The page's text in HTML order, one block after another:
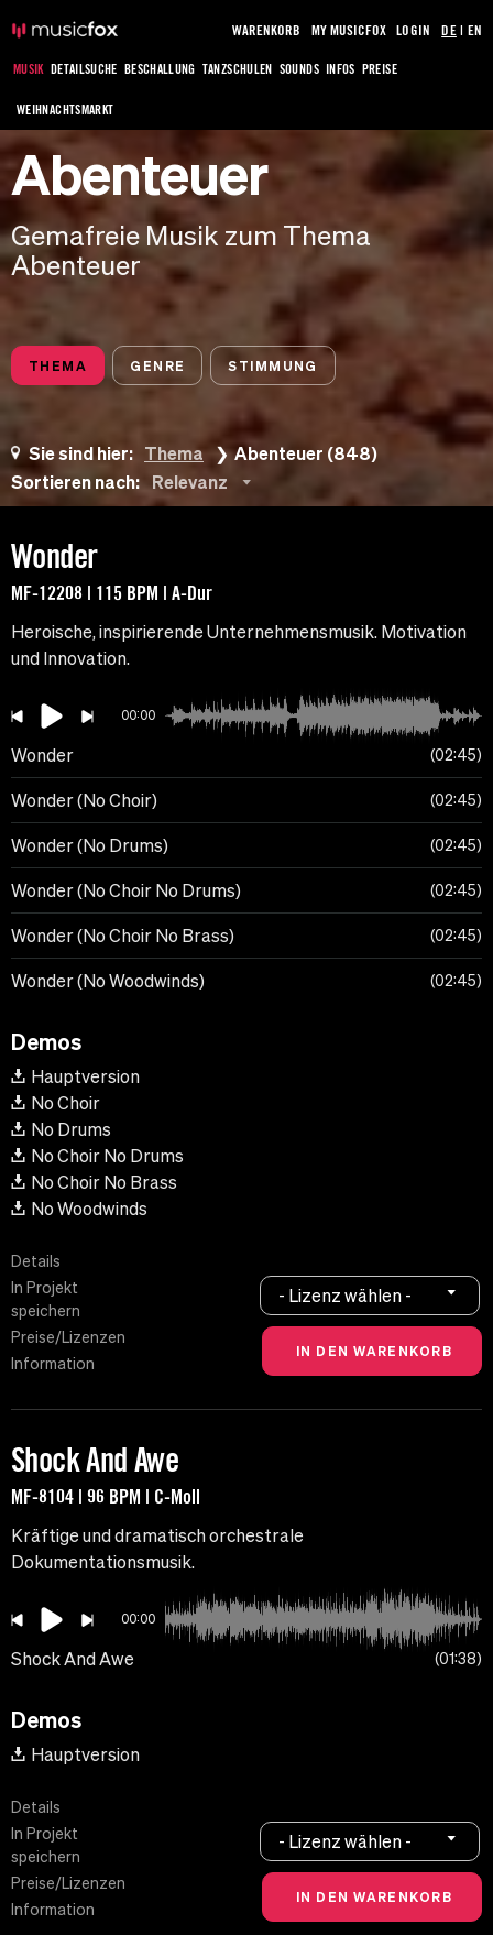
MUSIK DETAILSUCHE BESCHALLUNG TANZSCHULEN SOUNDS INFOS PREISE
WEIHNACHTSMARKT
WARENKORB MY MUSICFOX LOGIN DE| EN
Abenteuer
Gemafreie Musik zum Thema
Abenteuer
THEMA GENRE STIMMUNG
Sie sind hier: Thema
Abenteuer (848)
Sortieren nach:
Relevanz
Wonder
MF-12208 | 115 BPM | A-Dur
Heroische, inspirierende Unternehmensmusik. Motivation
und Innovation.
00:00
Wonder 02:45
Wonder (No Choir) 02:45
Wonder (No Drums) 02:45
Wonder (No Choir No Drums) 02:45
Wonder (No Choir No Brass) 02:45
Wonder (No Woodwinds) 02:45
Demos
Hauptversion
No Choir
No Drums
No Choir No Drums
No Choir No Brass
No Woodwinds
Details
In Projekt
speichern
Preise/Lizenzen
Information
- Lizenz wählen -
Shock And Awe
MF-8104 | 96 BPM | C-Moll
Kräftige und dramatisch orchestrale
Dokumentationsmusik.
00:00
Shock And Awe 01:38
Demos
Hauptversion
Details
In Projekt
speichern
Preise/Lizenzen
Information
- Lizenz wählen -